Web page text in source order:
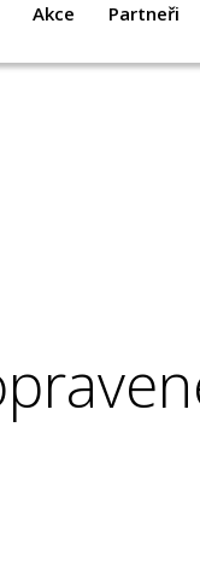
Akce Partneři